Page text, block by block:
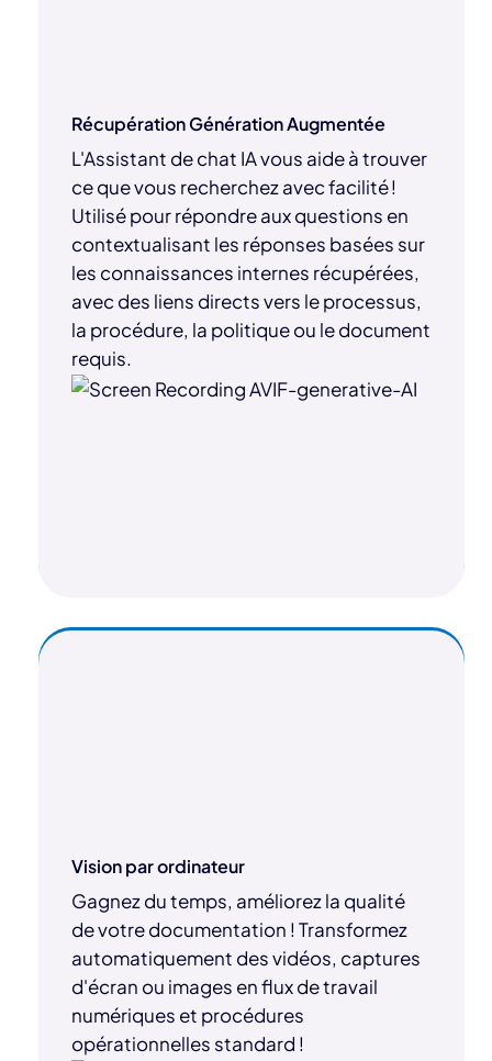
Récupération Génération Augmentée
L'Assistant de chat IA vous aide à trouver
ce que vous recherchez avec facilité !
Utilisé pour répondre aux questions en
contextualisant les réponses basées sur
les connaissances internes récupérées,
avec des liens directs vers le processus,
la procédure, la politique ou le document
requis.
Vision par ordinateur
Gagnez du temps, améliorez la qualité
de votre documentation ! Transformez
automatiquement des vidéos, captures
d'écran ou images en flux de travail
numériques et procédures
opérationnelles standard !